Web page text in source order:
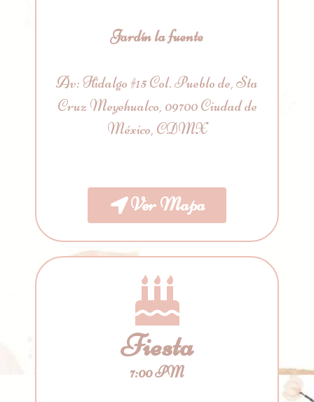
Jardín la fuente
Av: Hidalgo #15 Col. Pueblo de, Sta
Cruz Meyehualco, 09700 Ciudad de
México, CDMX
Ver Mapa
Fiesta
7:00 PM